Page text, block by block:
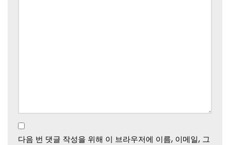
다음 번 댓글 작성을 위해 이 브라우저에 이름, 이메일, 그